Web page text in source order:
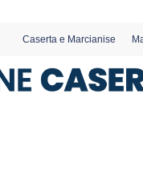
Caserta e Marcianise